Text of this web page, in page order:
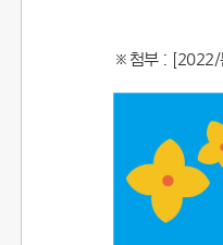
※첨부 : [2022/